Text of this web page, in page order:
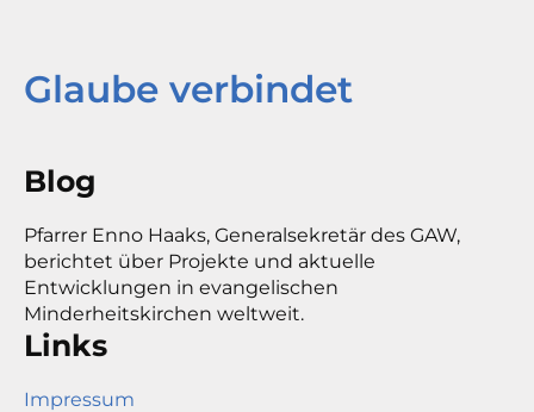
Glaube verbindet
Blog
Pfarrer Enno Haaks, Generalsekretär des GAW,
berichtet über Projekte und aktuelle
Entwicklungen in evangelischen
Minderheitskirchen weltweit.
Links
Impressum